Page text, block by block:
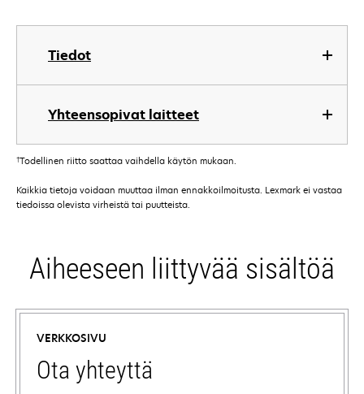
Tiedot
Yhteensopivat laitteet
†Todellinen riitto saattaa vaihdella käytön mukaan.
Kaikkia tietoja voidaan muuttaa ilman ennakkoilmoitusta. Lexmark ei vastaa
tiedoissa olevista virheistä tai puutteista.
Aiheeseen liittyvää sisältöä
VERKKOSIVU
Ota yhteyttä